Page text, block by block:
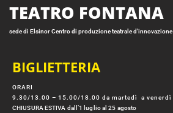
TEATRO FONTANA
sede di Elsinor Centro di produzione teatrale d’innovazione
BIGLIETTERIA
ORARI
9.30/13.00 – 15.00/18.00 da martedì a venerdì
CHIUSURA ESTIVA dall’1 luglio al 25 agosto